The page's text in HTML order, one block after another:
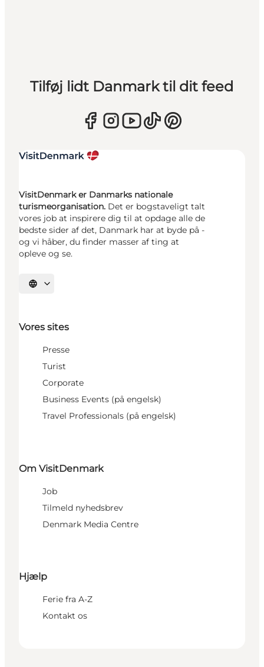
Tilføj lidt Danmark til dit feed
VisitDenmark er Danmarks nationale
turismeorganisation. Det er bogstaveligt talt
vores job at inspirere dig til at opdage alle de
bedste sider af det, Danmark har at byde på -
og vi håber, du finder masser af ting at
opleve og se.
Vælg sprog
Vores sites
Presse
Turist
Corporate
Business Events (på engelsk)
Travel Professionals (på engelsk)
Om VisitDenmark
Job
Tilmeld nyhedsbrev
Denmark Media Centre
Hjælp
Ferie fra A-Z
Kontakt os